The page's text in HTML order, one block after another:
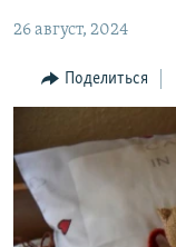
главной
навигации
Вернутся
НАСТОЯЩЕЕ
МИГРАНТ МЕДИА
26 август, 2024
Поделиться